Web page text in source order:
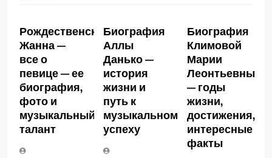
Рождественская
Жанна —
все о
певице — ее
биография,
фото и
музыкальный
талант
Биография
Аллы
Данько —
история
жизни и
путь к
музыкальному
успеху
Биография
Климовой
Марии
Леонтьевны
— годы
жизни,
достижения,
интересные
факты